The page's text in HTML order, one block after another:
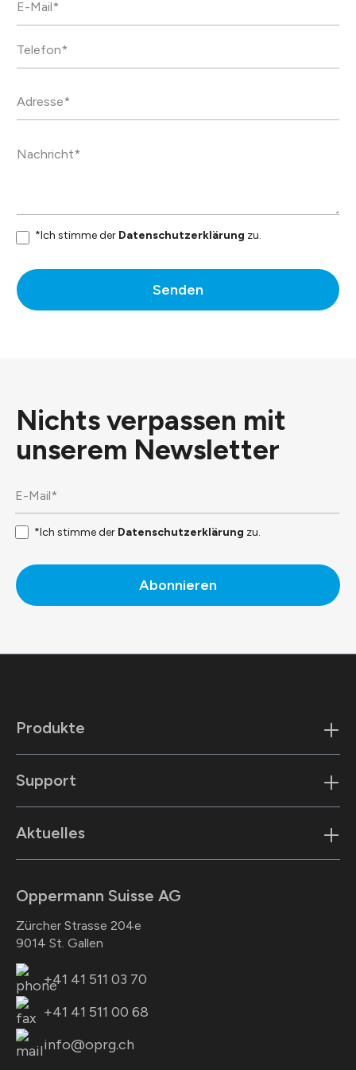
*Ich stimme der Datenschutzerklärung zu.
Senden
Nichts verpassen mit
unserem Newsletter
*Ich stimme der Datenschutzerklärung zu.
Abonnieren
Oppermann Suisse AG
Zürcher Strasse 204e
9014 St. Gallen
+41 41 511 03 70
+41 41 511 00 68
info@oprg.ch
Produkte
Support
Aktuelles